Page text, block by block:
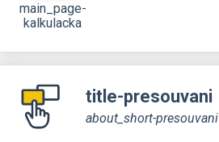
main_page-
kalkulacka
title-presouvani
about_short-presouvani